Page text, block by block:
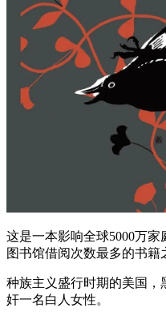
这是一本影响全球5000万
图书馆借阅次数最多的书籍
种族主义盛行时期的美国，
奸一名白人女性。